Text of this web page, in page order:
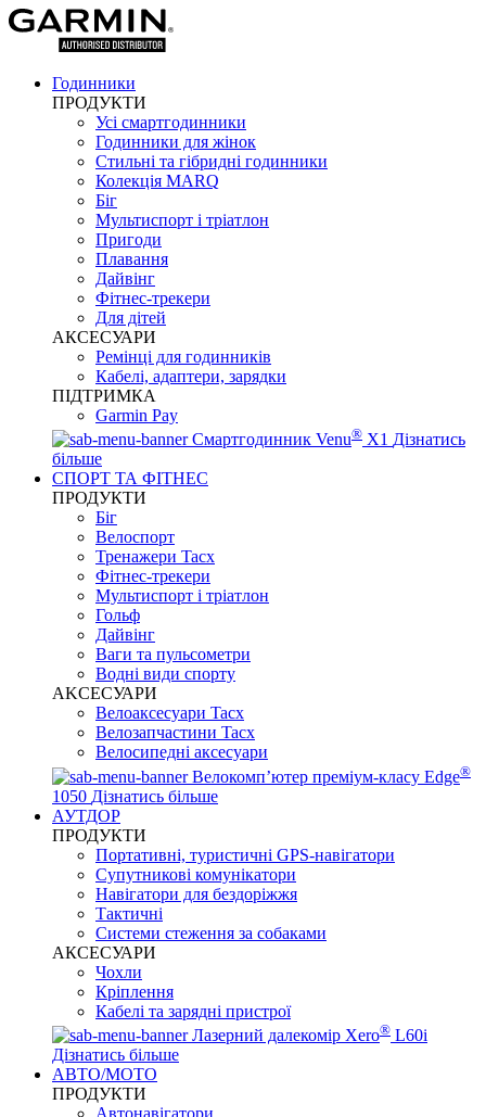
Годинники
ПРОДУКТИ
Усі смартгодинники
Годинники для жінок
Стильні та гібридні годинники
Колекція MARQ
Біг
Мультиспорт і тріатлон
Пригоди
Плавання
Дайвінг
Фітнес-трекери
Для дітей
АКСЕСУАРИ
Ремінці для годинників
Кабелі, адаптери, зарядки
ПІДТРИМКА
Garmin Pay
Смартгодинник Venu® X1 Дізнатись
більше
СПОРТ ТА ФІТНЕС
ПРОДУКТИ
Біг
Велоспорт
Тренажери Tacx
Фітнес-трекери
Мультиспорт і тріатлон
Гольф
Дайвінг
Ваги та пульсометри
Водні види спорту
AKCЕСУАРИ
Велоаксесуари Tacx
Велозапчастини Tacx
Велосипедні аксесуари
Велокомп’ютер преміум-класу Edge®
1050 Дізнатись більше
АУТДОР
ПРОДУКТИ
Портативні, туристичні GPS-навігатори
Супутникові комунікатори
Навігатори для бездоріжжя
Тактичні
Системи стеження за собаками
АКСЕСУАРИ
Чохли
Кріплення
Кабелі та зарядні пристрої
Лазерний далекомір Xero® L60i
Дізнатись більше
АВТО/МОТО
ПРОДУКТИ
Автонавігатори